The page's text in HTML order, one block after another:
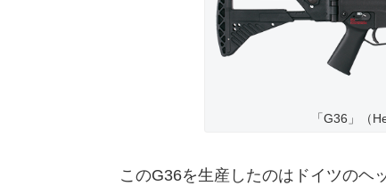
「G36」（
このG36を生産したのはドイツのヘ